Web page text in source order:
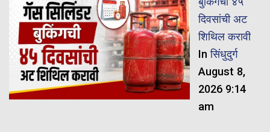
दिवसांची अट
शिथिल करावी
Inसिंधुदुर्ग
August 8,
2026 9:14
am